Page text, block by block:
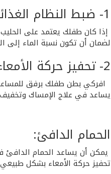
1- ضبط النظام الغذائي:
إذا كان طفلك يعتمد على
لضمان أن تكون نسبة الماء إلى
2- تحفيز حركة الأمعاء:
افركي بطن طفلك برفق
يساعد في علاج الإمساك وتخفيف
الحمام الدافئ:
يمكن أن يساعد الحمام
تحفيز حركة الأمعاء بشكل